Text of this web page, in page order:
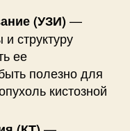
(УЗИ)—
структуру
ее
полезно для
кистозной